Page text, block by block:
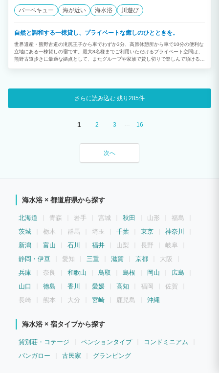
バーベキュー 海が近い 海水浴 川遊び
自然と調和する一棟貸し、プライベートな癒しのひとときを。
世界遺産・熊野古道の滝尻王子から車でわずか3分、高原休憩所から車で10分の便利な
立地にある一棟貸しの宿です。最大8名様までご利用いただけるプライベート空間は、
熊野古道歩きに最適な拠点として、またグループや家族で貸し切りで楽しんで頂ける宿
ベート空間で、思い出に残るひとときをどうぞ♪
さらに読み込む 残り285件
1 2 3 … 16
次へ
海水浴 × 都道府県から探す
北海道 青森 岩手 宮城 秋田 山形
福島
茨城
栃木 群馬 埼玉 千葉 東京
神奈川
新潟
富山 石川 福井 山梨 長野
岐阜
静岡・伊豆
愛知 三重 滋賀 京都
大阪
兵庫
奈良 和歌山 鳥取 島根 岡山
広島
山口
徳島 香川 愛媛 高知 福岡
佐賀
長崎
熊本 大分 宮崎 鹿児島 沖縄
海水浴 × 宿タイプから探す
貸別荘・コテージ ペンションタイプ
コンドミニアム
バンガロー
古民家 グランピング